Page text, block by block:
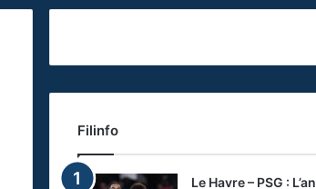
Filinfo
Le Havre – PSG :